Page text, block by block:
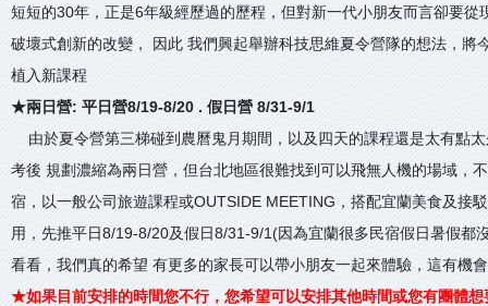
短短的30年，正是6年級經歷過的歷程，但對新一代小朋友而言卻要從
破壞式創新的改變， 因此 我們興起舉辦科技思維夏令營隊的想法，將
植入新課程
★兩日營: 平日營8/19-8/20 . 假日營 8/31-9/1
由於夏令營第三梯碰到農曆鬼月期間，以及四天的課程還是太有點
考後 規劃濃縮為兩日營，但台北地區很難找到可以飛無人機的場域，
宿，以一般公司旅遊課程或OUTSIDE MEETING，搭配宜蘭美食及接
用，先推平日8/19-8/20及假日8/31-9/1(因為宜蘭很多民宿假日暑假都
看看，我們真的希望 有更多的家長可以帶小朋友一起來體驗，這有機
★如果目前安排的時間您不行，您希望可以安排其他時間或您有團體